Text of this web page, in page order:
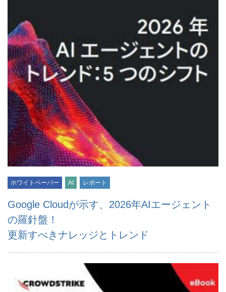
ホワイトペーパー AI レポート
Google Cloudが示す、2026年AIエージェント
の羅針盤！
更新すべきナレッジとトレンド